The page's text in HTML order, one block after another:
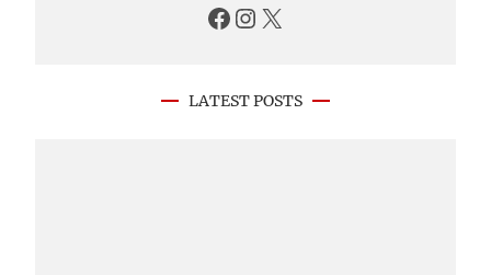
Facebook Instagram X
LATEST POSTS